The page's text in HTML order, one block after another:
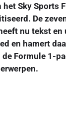
Sky Sports
De
nu tekst en
en hamert
Formule 1-